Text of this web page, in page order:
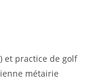
et practice de golf
métairie